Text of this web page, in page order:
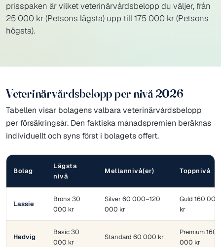
prisspaken är vilket veterinärvårdsbelopp du väljer, från
25 000 kr (Petsons lägsta) upp till 175 000 kr (Petsons
högsta).
Veterinärvårdsbelopp per nivå 2026
Tabellen visar bolagens valbara veterinärvårdsbelopp
per försäkringsår. Den faktiska månadspremien beräknas
individuellt och syns först i bolagets offert.
Bolag
Lägsta
nivå
Mellannivå(er) Toppnivå
Lassie
Brons 30
000 kr
Silver 60 000–120
000 kr
Guld 160 000
kr
Hedvig
Basic 30
000 kr
Standard 60 000 kr
Premium 160
000 kr